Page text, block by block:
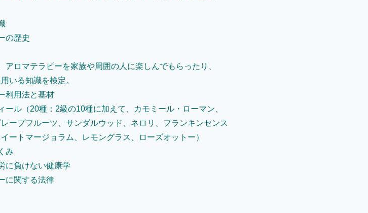
の歴史
アロマテラピーを家族や周囲の人に楽しんでもらったり、
いる知識を検定。
利用法と基材
ール（20種：2級の10種に加えて、カモミール・ローマン、
ープフルーツ、サンダルウッド、ネロリ、フランキンセンス
ートマージョラム、レモングラス、ローズオットー）
み
に負けない健康学
に関する法律